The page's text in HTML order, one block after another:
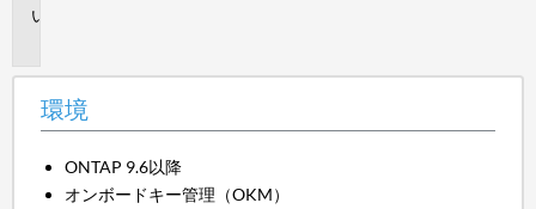
環境
ONTAP 9.6以降
オンボードキー管理（OKM）